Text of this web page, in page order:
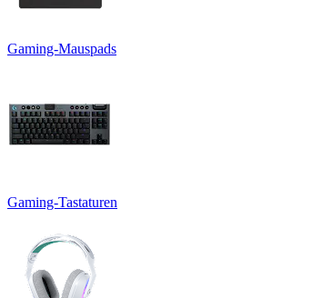
Gaming-Mauspads
Gaming-Tastaturen